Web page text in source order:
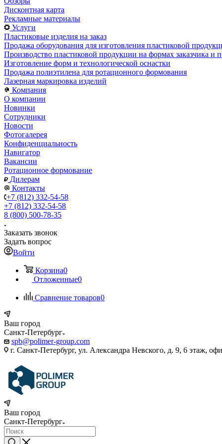
Дисконтная карта
Рекламные материалы
Услуги
Пластиковые изделия на заказ
Продажа оборудования для изготовления пластиковой
Производство пластиковой продукции на формах заказчика и
Изготовление форм и технологической оснастки
Продажа полиэтилена для ротационного формования
Лазерная маркировка изделий
Компания
О компании
Новинки
Сотрудники
Новости
Фотогалерея
Конфиденциальность
Навигатор
Вакансии
Ротационное формование
Дилерам
Контакты
+7 (812) 332-54-58
+7 (812) 332-54-58
8 (800) 500-78-35
Заказать звонок
Задать вопрос
Войти
Корзина0
Отложенные0
Сравнение товаров0
Ваш город
Санкт-Петербург
spb@polimer-group.com
г. Санкт-Петербург, ул. Александра Невского, д. 9, 6 этаж,
Ваш город
Санкт-Петербург